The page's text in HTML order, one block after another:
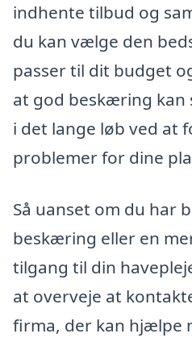
indhente tilbud og
du kan vælge den
passer til dit budget
at god beskæring kan
i det lange løb ved at
problemer for dine
Så uanset om du har
beskæring eller en
tilgang til din
at overveje at
firma, der kan hjælpe